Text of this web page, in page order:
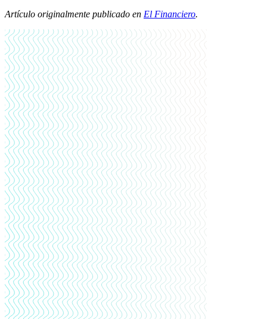
Artículo originalmente publicado en El Financiero.